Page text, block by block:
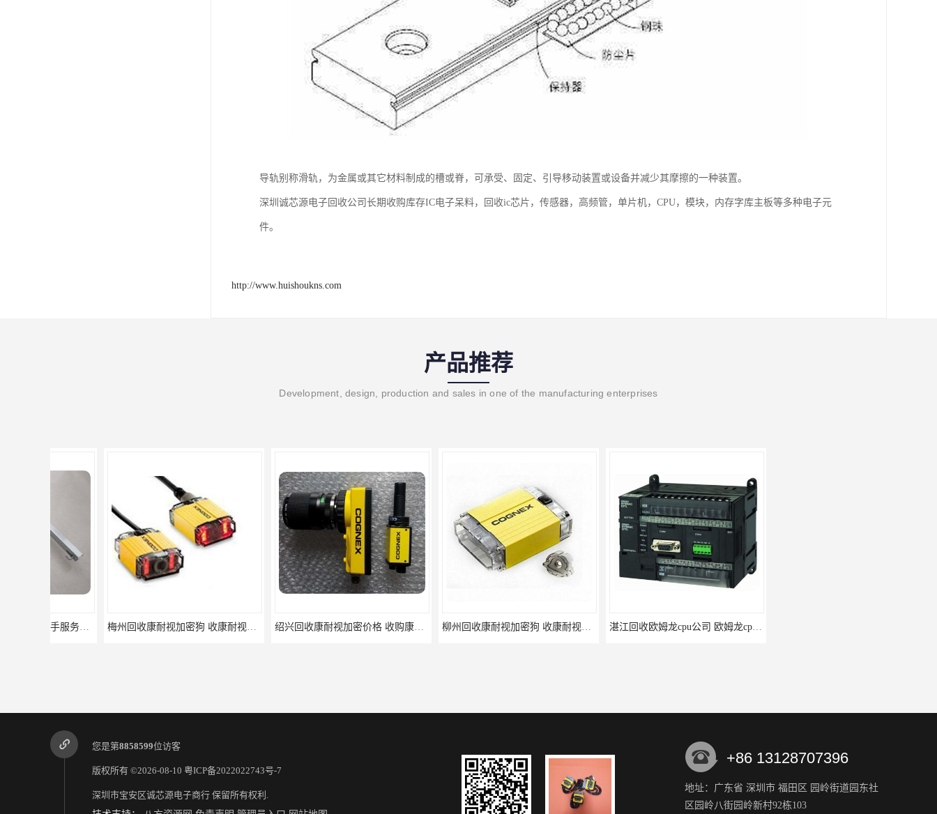
导轨别称滑轨，为金属或其它材料制成的槽或脊，可承受、固定、引导移动装置或设备并减少其摩擦的一种装置。
深圳诚芯源电子回收公司长期收购库存IC电子呆料，回收ic芯片，传感器，高频管，单片机，CPU，模块，内存字库主板等多种电子元
件。
http://www.huishoukns.com
产品推荐
Development, design, production and sales in one of the manufacturing enterprises
梅州回收康耐视加密狗 收康耐视加密狗 免费咨询 绍兴回收康耐视加密价格 收购康耐视加密狗 支持各种支付方式 柳州回收康耐视加密狗 收康耐视加密狗 当场放款 湛江回收欧姆龙cpu公司 欧姆龙cpu回收 为您提供优质便捷的服务 回收欧姆龙模块
您是第8858599位访客
版权所有 ©2026-08-10 粤ICP备2022022743号-7
深圳市宝安区诚芯源电子商行 保留所有权利.
+86 13128707396
地址：广东省 深圳市 福田区 园岭街道园东社
区园岭八街园岭新村92栋103